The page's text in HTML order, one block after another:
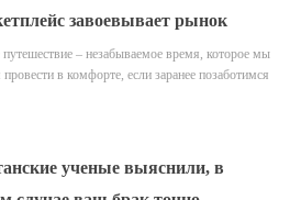
завоевывает рынок
– незабываемое время, которое мы
в комфорте, если заранее позаботимся
ученые выяснили, в